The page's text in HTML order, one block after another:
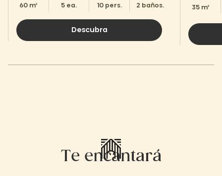
60 m² 5 ea. 10 pers. 2 baños.
Descubra
35 m²
Te encantará